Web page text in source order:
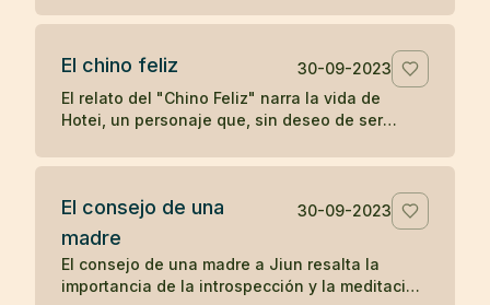
partida. Con simplicidad y aceptación, Tanzan
la muerte.
El chino feliz
30-09-2023
El relato del "Chino Feliz" narra la vida de
Hotei, un personaje que, sin deseo de ser
alegría a los niños con dulces y frutas,
cambio de su atención. Su simple acción de
dejar caer y recoger su saco en respuesta a
preguntas sobre el significado y la realización
del zen, ilustra una enseñanza zen sobre la
simplicidad y el desapego.
El consejo de una
madre
30-09-2023
El consejo de una madre a Jiun resalta la
importancia de la introspección y la meditación